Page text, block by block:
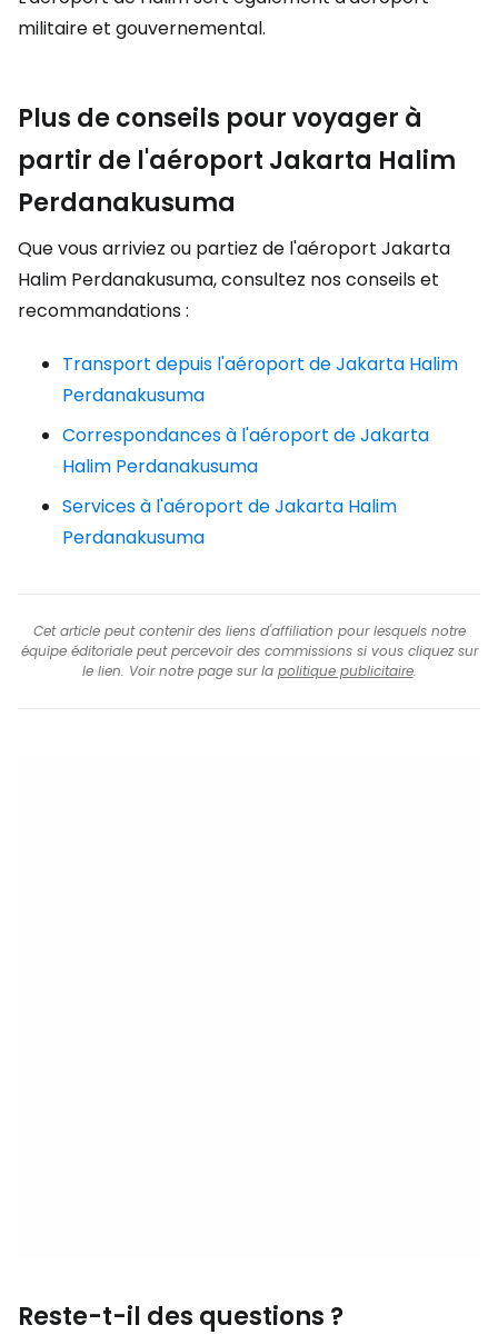
militaire et gouvernemental.
Plus de conseils pour voyager à
partir de l'aéroport Jakarta Halim
Perdanakusuma
Que vous arriviez ou partiez de l'aéroport Jakarta
Halim Perdanakusuma, consultez nos conseils et
recommandations :
Transport depuis l'aéroport de Jakarta Halim
Perdanakusuma
Correspondances à l'aéroport de Jakarta
Halim Perdanakusuma
Services à l'aéroport de Jakarta Halim
Perdanakusuma
Cet article peut contenir des liens d'affiliation pour lesquels notre
équipe éditoriale peut percevoir des commissions si vous cliquez sur
le lien. Voir notre page sur la politique publicitaire.
Reste-t-il des questions ?